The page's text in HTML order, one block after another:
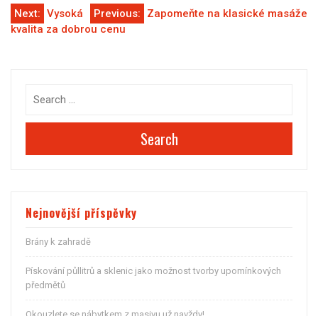
Navigace Previous: Zapomeňte na klasické masáže
Next: Vysoká
kvalita za dobrou cenu
Search
Nejnovější příspěvky
Brány k zahradě
Pískování půllitrů a sklenic jako možnost tvorby upomínkových
předmětů